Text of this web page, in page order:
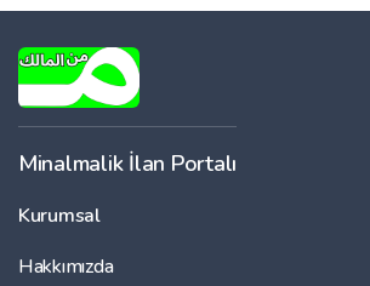
Minalmalik İlan Portalı
Kurumsal
Hakkımızda